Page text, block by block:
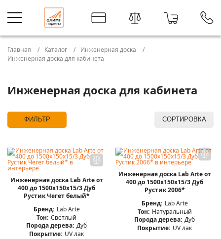
Главная Каталог
Инженерная доска
Инженерная доска для кабинета
Инженерная доска для кабинета
ФИЛЬТР СОРТИРОВКА
Инженерная доска Lab Arte от
400 до 1500х150х15/3 Дуб
Рустик Чегет белый*
Бренд: Lab Arte
Тон: Светлый
Порода дерева: Дуб
Покрытие: UV лак
Инженерная доска Lab Arte от
400 до 1500х150х15/3 Дуб
Рустик 2006*
Бренд: Lab Arte
Тон: Натуральный
Порода дерева: Дуб
Покрытие: UV лак